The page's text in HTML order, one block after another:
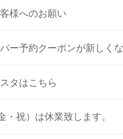
様へのお願い
ー予約クーポンが新しく
タはこちら
・祝）は休業致します。